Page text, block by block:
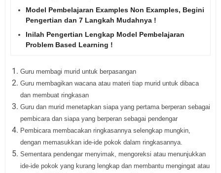
Model Pembelajaran Examples Non Examples, Begini
Pengertian dan 7 Langkah Mudahnya !
Inilah Pengertian Lengkap Model Pembelajaran
Problem Based Learning !
Guru membagi murid untuk berpasangan
Guru membagikan wacana atau materi tiap murid untuk dibaca
dan membuat ringkasan
Guru dan murid menetapkan siapa yang pertama berperan sebagai
pembicara dan siapa yang berperan sebagai pendengar
Pembicara membacakan ringkasannya selengkap mungkin,
dengan memasukkan ide-ide pokok dalam ringkasannya.
Sementara pendengar menyimak, mengoreksi atau menunjukkan
ide-ide pokok yang kurang lengkap dan membantu mengingat atau